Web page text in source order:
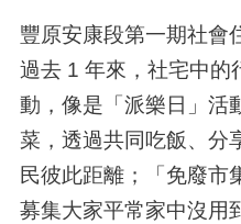
豐原安康段第一期社會
過去1 年來，社宅中的
動，像是「派樂日」活
菜，透過共同吃飯、分
民彼此距離；「免廢市
募集大家平常家中沒用